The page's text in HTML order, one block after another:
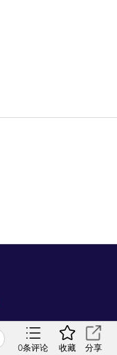
0条评论 收藏 分享